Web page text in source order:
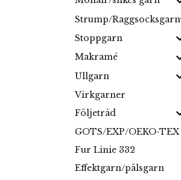
Strump/Raggsocksgarn
Stoppgarn
Makramé
Ullgarn
Virkgarner
Följetråd
GOTS/EXP/OEKO-TEX
Fur Linie 332
Effektgarn/pälsgarn